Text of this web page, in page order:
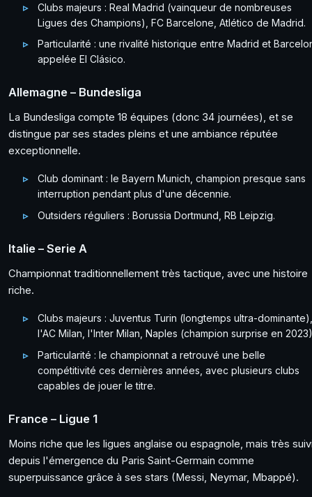
Clubs majeurs : Real Madrid (vainqueur de nombreuses
Ligues des Champions), FC Barcelone, Atlético de Madrid.
Particularité : une rivalité historique entre Madrid et
appelée El Clásico.
Allemagne – Bundesliga
La Bundesliga compte 18 équipes (donc 34 journées), et se
distingue par ses stades pleins et une ambiance réputée
exceptionnelle.
Club dominant : le Bayern Munich, champion presque sans
interruption pendant plus d'une décennie.
Outsiders réguliers : Borussia Dortmund, RB Leipzig.
Italie – Serie A
Championnat traditionnellement très tactique, avec une histoire
riche.
Clubs majeurs : Juventus Turin (longtemps ultra-dominante),
l'AC Milan, l'Inter Milan, Naples (champion surprise en
Particularité : le championnat a retrouvé une belle
compétitivité ces dernières années, avec plusieurs clubs
capables de jouer le titre.
France – Ligue 1
Moins riche que les ligues anglaise ou espagnole, mais très
depuis l'émergence du Paris Saint-Germain comme
superpuissance grâce à ses stars (Messi, Neymar, Mbappé).